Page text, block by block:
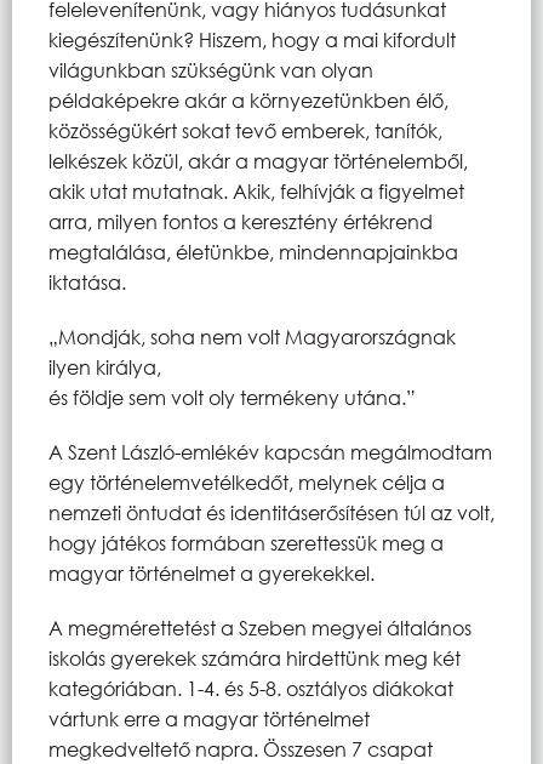
felelevenítenünk, vagy hiányos tudásunkat
kiegészítenünk? Hiszem, hogy a mai kifordult
világunkban szükségünk van olyan
példaképekre akár a környezetünkben élő,
közösségükért sokat tevő emberek, tanítók,
lelkészek közül, akár a magyar történelemből,
akik utat mutatnak. Akik, felhívják a figyelmet
arra, milyen fontos a keresztény értékrend
megtalálása, életünkbe, mindennapjainkba
iktatása.
„Mondják, soha nem volt Magyarországnak
ilyen királya,
és földje sem volt oly termékeny utána.”
A Szent László-emlékév kapcsán megálmodtam
egy történelemvetélkedőt, melynek célja a
nemzeti öntudat és identitáserősítésen túl az volt,
hogy játékos formában szerettessük meg a
magyar történelmet a gyerekekkel.
A megmérettetést a Szeben megyei általános
iskolás gyerekek számára hirdettünk meg két
kategóriában. 1-4. és 5-8. osztályos diákokat
vártunk erre a magyar történelmet
megkedveltető napra. Összesen 7 csapat